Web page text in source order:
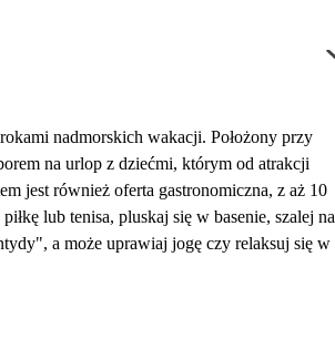
nadmorskich wakacji. Położony przy
na urlop z dziećmi, którym od atrakcji
jest również oferta gastronomiczna, z aż 10
lub tenisa, pluskaj się w basenie, szalej na
a może uprawiaj jogę czy relaksuj się w